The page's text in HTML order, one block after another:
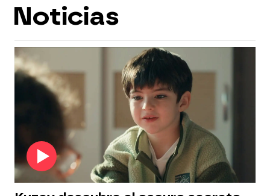
Noticias